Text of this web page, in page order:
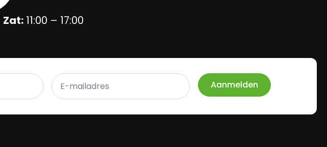
Zat:11:00 – 17:00
E-
mailadres
*
Aanmelden